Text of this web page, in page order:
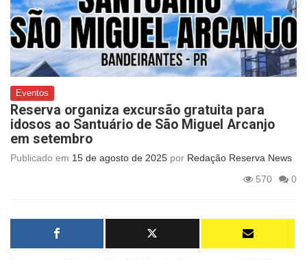
Eventos
Reserva organiza excursão gratuita para
idosos ao Santuário de São Miguel Arcanjo
em setembro
Publicado em 15 de agosto de 2025 por Redação Reserva News
570
0